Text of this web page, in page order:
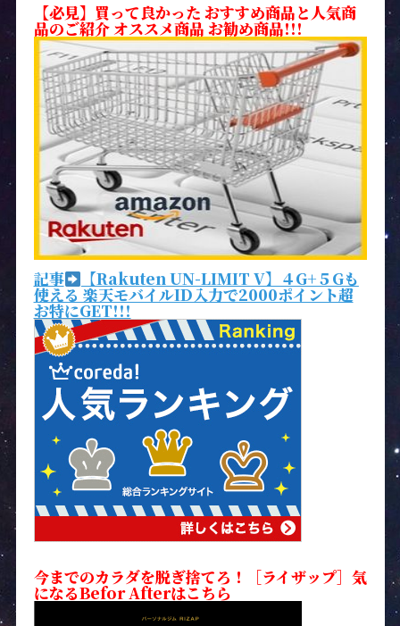
【必見】買って良かった おすすめ商品と人気商
品のご紹介 オススメ商品 お勧め商品!!!
記事 【Rakuten UN-LIMIT V】４G+５Gも
使える 楽天モバイルID入力で2000ポイント超
お特にGET!!!
今までのカラダを脱ぎ捨てろ！［ライザップ］気
になるBefor Afterはこちら